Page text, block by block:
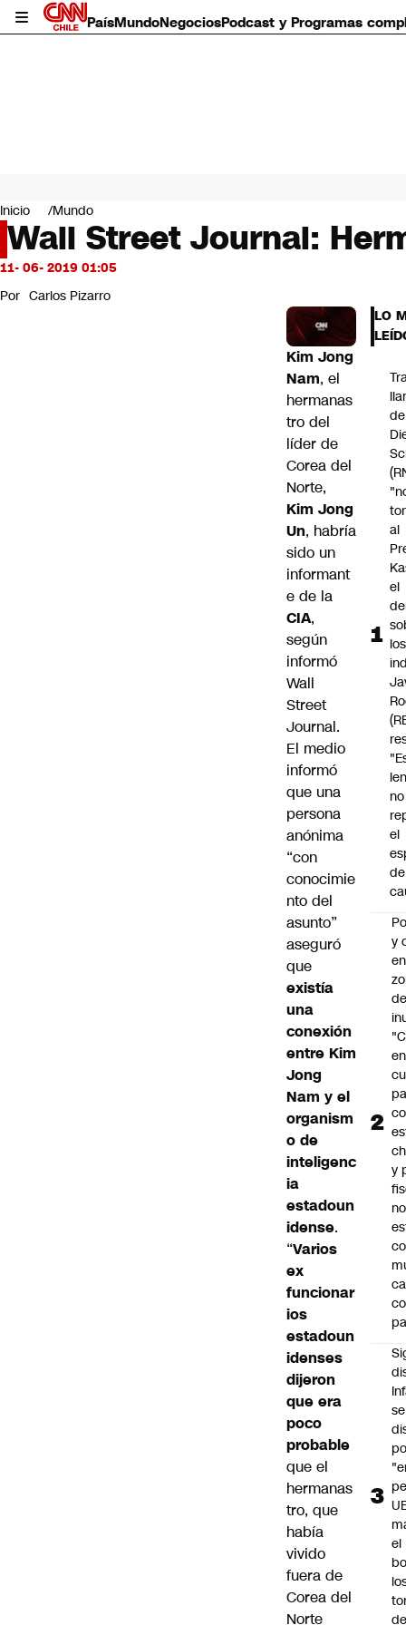
PaísMundoNegociosPodcast y Programas
Mundo
Negocios
Deportes
Programas completos
Servicios
Inicio Mundo
Wall Street Journal:
11- 06- 2019 01:05
Por Carlos Pizarro
Kim Jong
Nam, el
hermanas
tro del
líder de
Corea del
Norte,
Kim Jong
Un, habría
sido un
informant
e de la
CIA,
según
informó
Wall
Street
Journal.
El medio
informó
que una
persona
anónima
“con
conocimie
nto del
asunto”
aseguró
que
existía
una
conexión
entre Kim
Jong
Nam y el
organism
o de
inteligenc
ia
estadoun
idense.
“Varios
ex
funcionar
ios
estadoun
idenses
dijeron
que era
poco
probable
que el
hermanas
tro, que
había
vivido
fuera de
Corea del
Norte
LO
de
al
el
los
no
el
y
en
de
en
y
se
el